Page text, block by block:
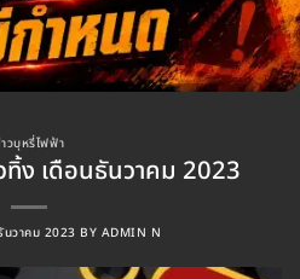
วบุหรี่ไฟฟ้า
ง เดือนธันวาคม 2023
นวาคม 2023 BY ADMIN N